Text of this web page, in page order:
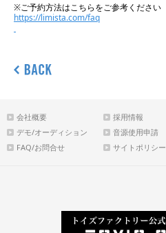
※ご予約方法はこちらをご参考ください
https://limista.com/faq
会社概要
採用情報
デモ/オーディション
音源使用申請
FAQ/お問合せ
サイトポリシー